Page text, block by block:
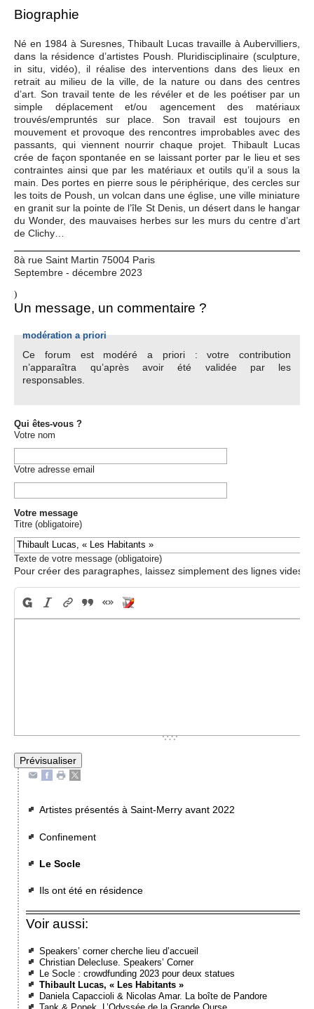
Biographie
Né en 1984 à Suresnes, Thibault Lucas travaille à Aubervilliers,
dans la résidence d’artistes Poush. Pluridisciplinaire (sculpture,
in situ, vidéo), il réalise des interventions dans des lieux en
retrait au milieu de la ville, de la nature ou dans des centres
d’art. Son travail tente de les révéler et de les poétiser par un
simple déplacement et/ou agencement des matériaux
trouvés/empruntés sur place. Son travail est toujours en
mouvement et provoque des rencontres improbables avec des
passants, qui viennent nourrir chaque projet. Thibault Lucas
crée de façon spontanée en se laissant porter par le lieu et ses
contraintes ainsi que par les matériaux et outils qu’il a sous la
main. Des portes en pierre sous le périphérique, des cercles sur
les toits de Poush, un volcan dans une église, une ville miniature
en granit sur la pointe de l’île St Denis, un désert dans le hangar
du Wonder, des mauvaises herbes sur les murs du centre d’art
de Clichy…
8à rue Saint Martin 75004 Paris
Septembre - décembre 2023
)
Un message, un commentaire ?
modération a priori
Ce forum est modéré a priori : votre contribution
n’apparaîtra qu’après avoir été validée par les
responsables.
Qui êtes-vous ?
Votre nom
Votre adresse email
Votre message
Titre (obligatoire)
Texte de votre message (obligatoire)
Pour créer des paragraphes, laissez simplement des lignes vides.
Artistes présentés à Saint-Merry avant 2022
Confinement
Le Socle
Ils ont été en résidence
Voir aussi:
Speakers’ corner cherche lieu d’accueil
Christian Delecluse. Speakers’ Corner
Le Socle : crowdfunding 2023 pour deux statues
Thibault Lucas, « Les Habitants »
Daniela Capaccioli & Nicolas Amar. La boîte de Pandore